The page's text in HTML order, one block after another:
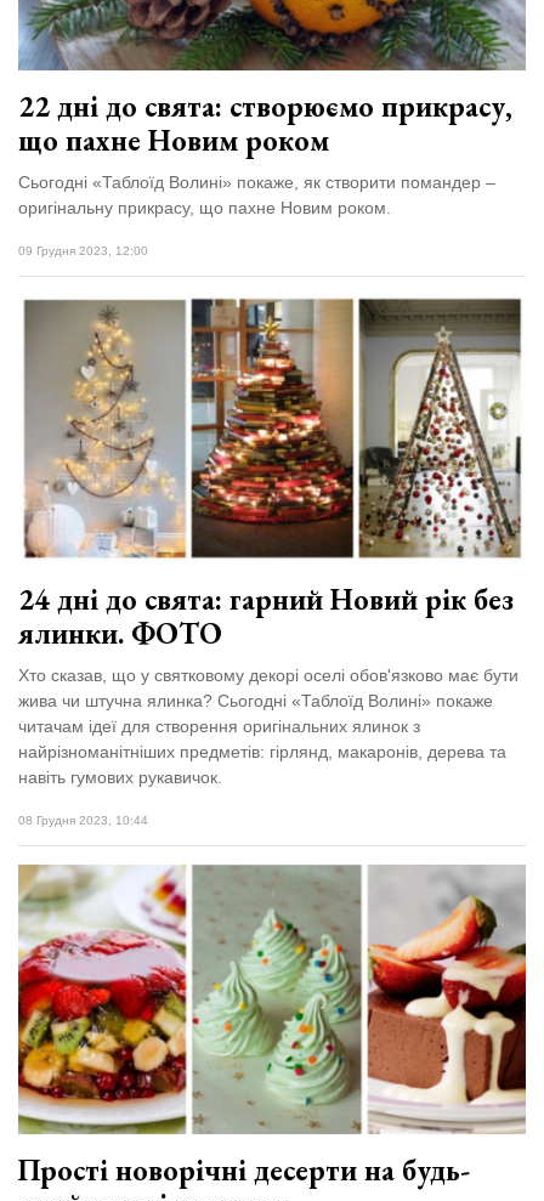
22 дні до свята: створюємо прикрасу,
що пахне Новим роком
Сьогодні «Таблоїд Волині» покаже, як створити помандер –
оригінальну прикрасу, що пахне Новим роком.
09 Грудня 2023, 12:00
24 дні до свята: гарний Новий рік без
ялинки. ФОТО
Хто сказав, що у святковому декорі оселі обов'язково має бути
жива чи штучна ялинка? Сьогодні «Таблоїд Волині» покаже
читачам ідеї для створення оригінальних ялинок з
найрізноманітніших предметів: гірлянд, макаронів, дерева та
навіть гумових рукавичок.
08 Грудня 2023, 10:44
Прості новорічні десерти на будь-